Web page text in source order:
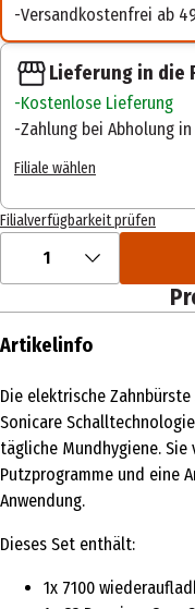
Versandkostenfrei ab
Lieferung in die
Kostenlose Lieferung
Zahlung bei Abholung
Filiale wählen
Filialverfügbarkeit prüfen
1
Artikelinfo
Die elektrische
Sonicare
tägliche Mundhygiene.
Putzprogramme und eine
Anwendung.
Dieses Set enthält:
1x 7100